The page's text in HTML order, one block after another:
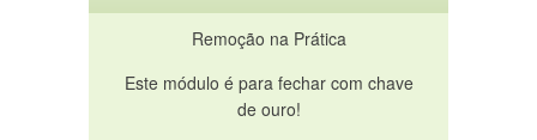
Remoção na Prática
Este módulo é para fechar com chave
de ouro!